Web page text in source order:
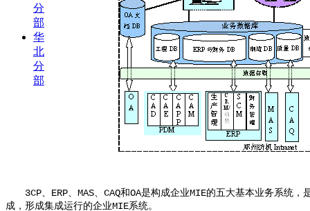
分
部
华
北
分
部
3CP、ERP、MAS、CAQ和OA是构成企业MIE的五大基本业务系统
成，形成集成运行的企业MIE系统。